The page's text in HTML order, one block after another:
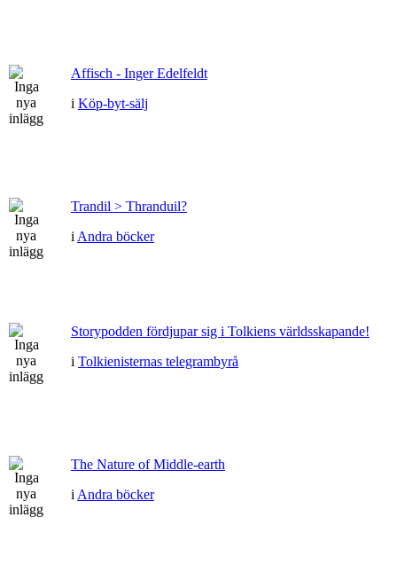
Affisch - Inger Edelfeldt
i Köp-byt-sälj
Trandil > Thranduil?
i Andra böcker
Storypodden fördjupar sig i Tolkiens världsskapande!
i Tolkienisternas telegrambyrå
The Nature of Middle-earth
i Andra böcker